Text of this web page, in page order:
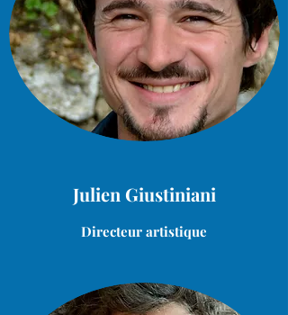
Julien Giustiniani
Directeur artistique